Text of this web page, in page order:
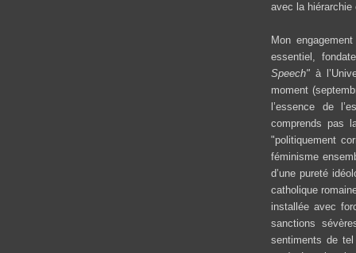
avec la hiérarchie
Mon
essentiel,
Speech" à
moment
l’essence de
comprends pas
"politiquement
féminisme
d’une pureté
catholique
installée avec
sanctions
sentiments de